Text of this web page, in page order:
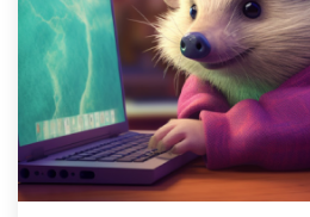
INFURMAZIONE PRATICHE - INFOS PRATIQUES